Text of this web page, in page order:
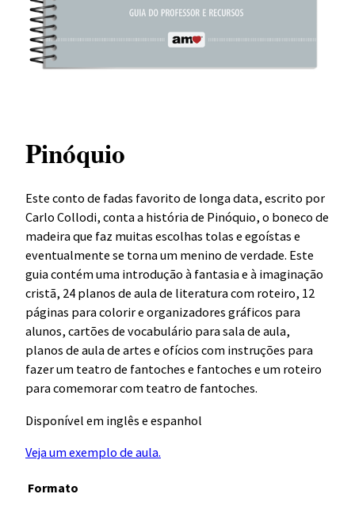
Pinóquio
Este conto de fadas favorito de longa data, escrito por
Carlo Collodi, conta a história de Pinóquio, o boneco de
madeira que faz muitas escolhas tolas e egoístas e
eventualmente se torna um menino de verdade. Este
guia contém uma introdução à fantasia e à imaginação
cristã, 24 planos de aula de literatura com roteiro, 12
páginas para colorir e organizadores gráficos para
alunos, cartões de vocabulário para sala de aula,
planos de aula de artes e ofícios com instruções para
fazer um teatro de fantoches e fantoches e um roteiro
para comemorar com teatro de fantoches.
Disponível em inglês e espanhol
Veja um exemplo de aula.
Formato